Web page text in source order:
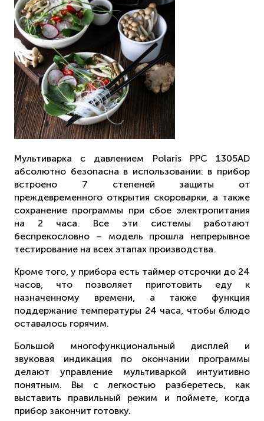
Мультиварка с давлением Polaris PPC 1305AD
абсолютно безопасна в использовании: в прибор
встроено 7 степеней защиты от
преждевременного открытия скороварки, а также
сохранение программы при сбое электропитания
на 2 часа. Все эти системы работают
беспрекословно – модель прошла непрерывное
тестирование на всех этапах производства.
Кроме того, у прибора есть таймер отсрочки до 24
часов, что позволяет приготовить еду к
назначенному времени, а также функция
поддержание температуры 24 часа, чтобы блюдо
оставалось горячим.
Большой многофункциональный дисплей и
звуковая индикация по окончании программы
делают управление мультиваркой интуитивно
понятным. Вы с легкостью разберетесь, как
выставить правильный режим и поймете, когда
прибор закончит готовку.